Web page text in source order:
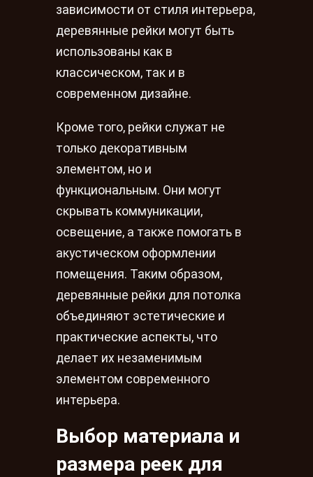
зависимости от стиля интерьера,
деревянные рейки могут быть
использованы как в
классическом, так и в
современном дизайне.
Кроме того, рейки служат не
только декоративным
элементом, но и
функциональным. Они могут
скрывать коммуникации,
освещение, а также помогать в
акустическом оформлении
помещения. Таким образом,
деревянные рейки для потолка
объединяют эстетические и
практические аспекты, что
делает их незаменимым
элементом современного
интерьера.
Выбор материала и
размера реек для